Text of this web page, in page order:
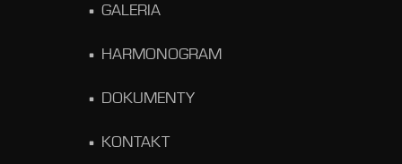
GALERIA
HARMONOGRAM
DOKUMENTY
KONTAKT